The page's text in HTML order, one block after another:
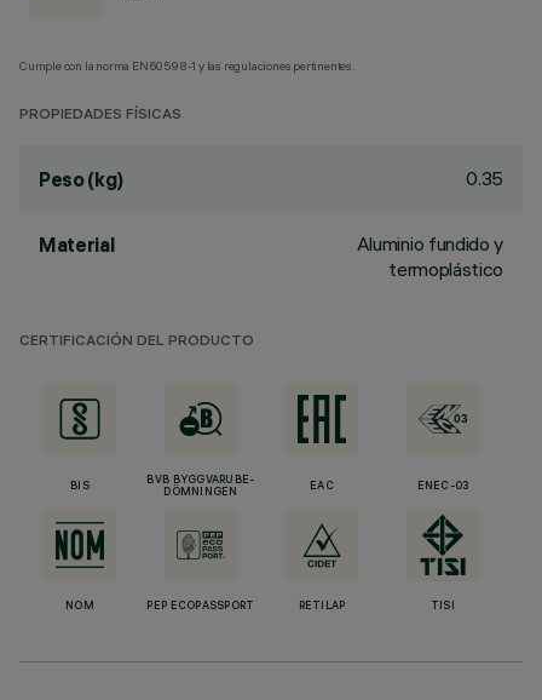
Cumple con la norma EN60598-1 y las regulaciones pertinentes.
PROPIEDADES FÍSICAS
Peso (kg) 0.35
Material
Aluminio fundido y
termoplástico
CERTIFICACIÓN DEL PRODUCTO
BIS
BVB BYGGVARUBE-
DÖMNINGEN
EAC ENEC-03
NOM PEP ECOPASSPORT RETILAP TISI